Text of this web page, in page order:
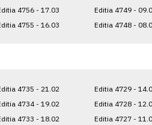
4756 - 17.03
4755 - 16.03
Editia 4749 -
Editia 4748 -
4735 - 21.02
4734 - 19.02
4733 - 18.02
Editia 4729 -
Editia 4728 -
Editia 4727 -